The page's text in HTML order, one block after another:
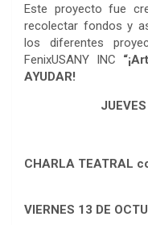
Este proyecto fue
recolectar fondos y
los diferentes
FenixUSANY INC
AYUDAR!
CHARLA TEATRAL
VIERNES 13 DE